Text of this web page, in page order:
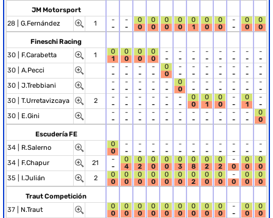
JM Motorsport
28 | G.Fernández 1
-
-
-
-
0
0
0
0
0
0
0
0
0
1
0
0
0
0
-
-
0
0
0
0
Fineschi Racing
30 | F.Carabetta 1
0
1
0
0
0
0
0
0
-
-
-
-
-
-
-
-
-
-
-
-
-
-
-
-
30 | A.Pecci
-
-
-
-
-
-
-
-
0
0
-
-
-
-
-
-
-
-
-
-
-
-
-
-
30 | J.Trebbiani
-
-
-
-
-
-
-
-
-
-
0
0
-
-
-
-
-
-
-
-
-
-
-
-
30 | T.Urretavizcaya 2
-
-
-
-
-
-
-
-
-
-
-
-
0
0
0
1
0
0
-
-
0
1
-
-
30 | E.Gini
-
-
-
-
-
-
-
-
-
-
-
-
-
-
-
-
-
-
-
-
-
-
0
0
Escudería FE
34 | R.Salerno
0
0
-
-
-
-
-
-
-
-
-
-
-
-
-
-
-
-
-
-
-
-
-
-
34 | F.Chapur 21
-
-
0
4
0
2
0
0
0
0
0
3
0
8
0
2
0
2
-
0
0
0
0
0
35 | I.Julián 2
0
0
0
0
0
0
0
0
0
0
0
0
0
2
0
0
0
0
-
0
0
0
0
0
Traut Competición
37 | N.Traut
0
0
0
0
0
0
0
0
0
0
0
0
0
0
0
0
0
0
-
-
0
0
0
0